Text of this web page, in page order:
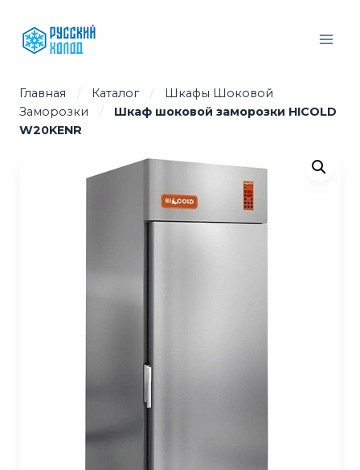
содержимому
Главная / Каталог /
Шкафы Шоковой
Заморозки
/
Шкаф шоковой заморозки HICOLD
W20KENR